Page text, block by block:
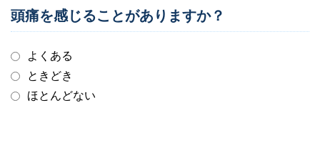
頭痛を感じることがありますか？
よくある
ときどき
ほとんどない